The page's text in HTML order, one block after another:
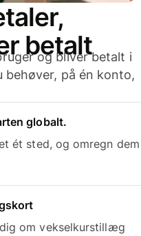
betalt
og bliver betalt i
behøver, på én konto,
globalt.
ét sted, og omregn dem
om vekselkurstillæg